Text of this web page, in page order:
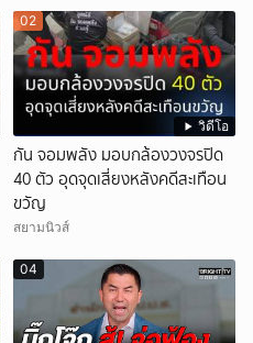
วิดีโอ
02
กัน จอมพลัง มอบกล้องวงจรปิด
40 ตัว อุดจุดเสี่ยงหลังคดีสะเทือน
ขวัญ
สยามนิวส์
04